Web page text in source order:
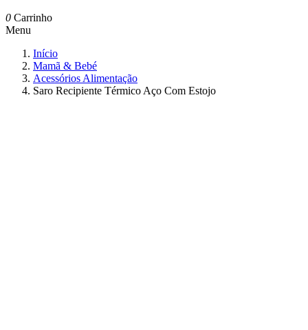
0 Carrinho
Menu
Início
Mamã & Bebé
Acessórios Alimentação
Saro Recipiente Térmico Aço Com Estojo